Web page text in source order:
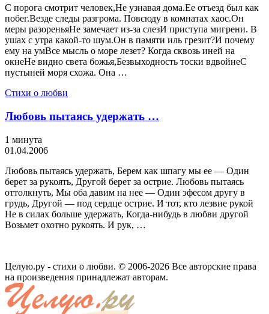
С порога смотрит человек,Не узнавая дома.Ее отъезд был как
побег.Везде следы разгрома. Повсюду в комнатах хаос.Он
меры разореньяНе замечает из-за слезИ приступа мигрени. В
ушах с утра какой-то шум.Он в памяти иль грезит?И почему
ему на умВсе мысль о море лезет? Когда сквозь иней на
окнеНе видно света божья,Безвыходность тоски вдвойнеС
пустыней моря схожа. Она …
Стихи о любви
Любовь пытаясь удержать …
1 минута
01.04.2006
Любовь пытаясь удержать, Берем как шпагу мы ее — Один
берет за рукоять, Другой берет за острие. Любовь пытаясь
оттолкнуть, Мы оба давим на нее — Один эфесом другу в
грудь, Другой — под сердце острие. И тот, кто лезвие рукой
Не в силах больше удержать, Когда-нибудь в любви другой
Возьмет охотно рукоять. И рук, …
Целую.ру - стихи о любви. © 2006-2026 Все авторские права
на произведения принадлежат авторам.